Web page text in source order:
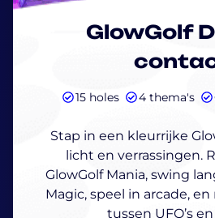
GlowGolf
15 holes 4 thema's
Stap in een kleurrijke
licht en verrassingen.
GlowGolf Mania, swing
Magic, speel in arcade,
tussen UFO’s